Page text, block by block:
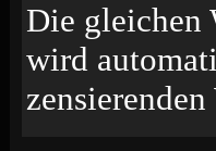
Die gleichen
wird